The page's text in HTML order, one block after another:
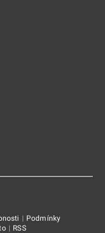
kartě
na nové kartě
| Podmínky
| RSS